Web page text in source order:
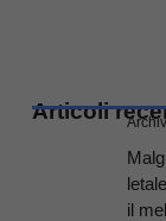
Articoli
il